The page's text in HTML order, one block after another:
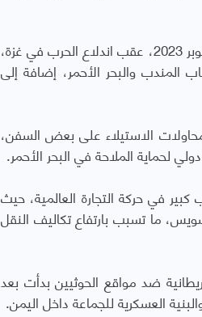
وتحدث التقرير بإسهاب عن التحول الذي أحدثته هجمات الحوثيين في البحر الأحمر منذ أكتوبر 2023، عقب اندلاع الحرب في غزة،
المندب والبحر الأحمر، إضافة إلى
الاستيلاء على بعض السفن،
في حركة التجارة العالمية، حيث
ما تسبب بارتفاع تكاليف النقل
ضد مواقع الحوثيين بدأت بعد
.